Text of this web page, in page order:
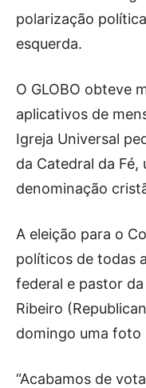
polarização
esquerda.
O GLOBO obteve
aplicativos de
Igreja Universal
da Catedral da Fé,
denominação
A eleição para o
políticos de todas
federal e pastor
Ribeiro
domingo uma foto
“Acabamos de